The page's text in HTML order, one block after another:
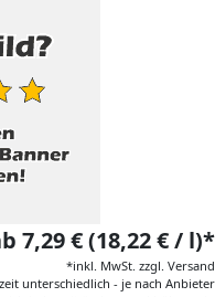
7,29 € (18,22 € / l)*
*inkl. MwSt. zzgl. Versand
unterschiedlich - je nach Anbieter